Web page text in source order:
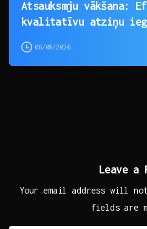
Atsauksmju vākšana:
kvalitatīvu atziņu
06/08/2026
Leave a
Your email address will
fields are